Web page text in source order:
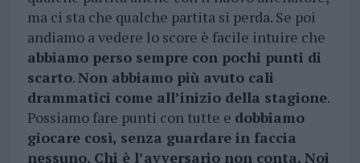
ma ci sta che qualche partita si perda. Se poi
andiamo a vedere lo score è facile intuire che
abbiamo perso sempre con pochi punti di
scarto.Non abbiamo più avuto cali
drammatici come all’inizio della stagione.
Possiamo fare punti con tutte e dobbiamo
giocare così, senza guardare in faccia
nessuno. Chi è l’avversario non conta. Noi